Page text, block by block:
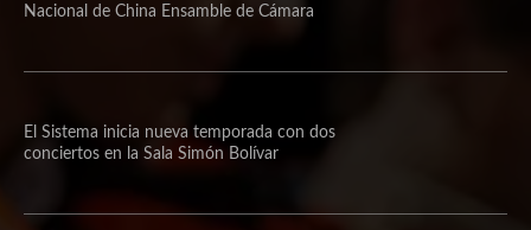
Nacional de China Ensamble de Cámara
El Sistema inicia nueva temporada con dos
conciertos en la Sala Simón Bolívar